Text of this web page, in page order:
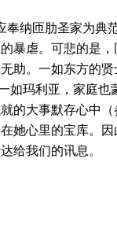
奉纳匝肋圣家为典
暴虐。可悲的是
助。一如东方的
如玛利亚，家庭也
的大事默存心中（
她心里的宝库。
给我们的讯息。